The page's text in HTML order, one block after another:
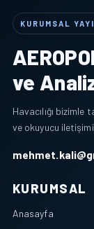
KURUMSAL
ve
Havacılığı
ve okuyucu
KURUMSAL
Anasayfa